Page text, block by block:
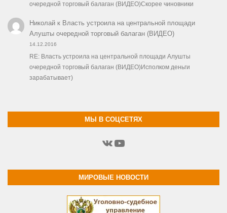
очередной торговый балаган (ВИДЕО)Скорее чиновники
Николайк Власть устроила на центральной площади
Алушты очередной торговый балаган (ВИДЕО)
14.12.2016
RE: Власть устроила на центральной площади Алушты
очередной торговый балаган (ВИДЕО)Исполком деньги
зарабатывает)
МЫ В СОЦСЕТЯХ
ВКонтакте
YouTube
МИРОВЫЕ НОВОСТИ